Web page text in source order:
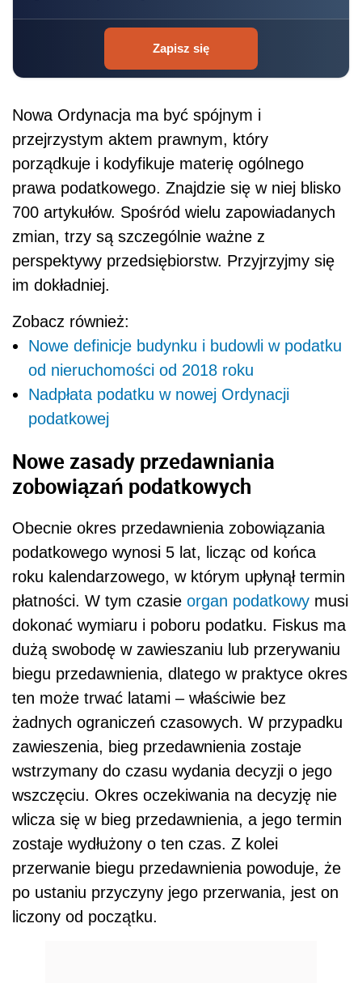
Zapisz się
Nowa Ordynacja ma być spójnym i
przejrzystym aktem prawnym, który
porządkuje i kodyfikuje materię ogólnego
prawa podatkowego. Znajdzie się w niej blisko
700 artykułów. Spośród wielu zapowiadanych
zmian, trzy są szczególnie ważne z
perspektywy przedsiębiorstw. Przyjrzyjmy się
im dokładniej.
Zobacz również:
Nowe definicje budynku i budowli w podatku
od nieruchomości od 2018 roku
Nadpłata podatku w nowej Ordynacji
podatkowej
Nowe zasady przedawniania
zobowiązań podatkowych
Obecnie okres przedawnienia zobowiązania
podatkowego wynosi 5 lat, licząc od końca
roku kalendarzowego, w którym upłynął termin
płatności. W tym czasie organ podatkowy musi
dokonać wymiaru i poboru podatku. Fiskus ma
dużą swobodę w zawieszaniu lub przerywaniu
biegu przedawnienia, dlatego w praktyce okres
ten może trwać latami – właściwie bez
żadnych ograniczeń czasowych. W przypadku
zawieszenia, bieg przedawnienia zostaje
wstrzymany do czasu wydania decyzji o jego
wszczęciu. Okres oczekiwania na decyzję nie
wlicza się w bieg przedawnienia, a jego termin
zostaje wydłużony o ten czas. Z kolei
przerwanie biegu przedawnienia powoduje, że
po ustaniu przyczyny jego przerwania, jest on
liczony od początku.